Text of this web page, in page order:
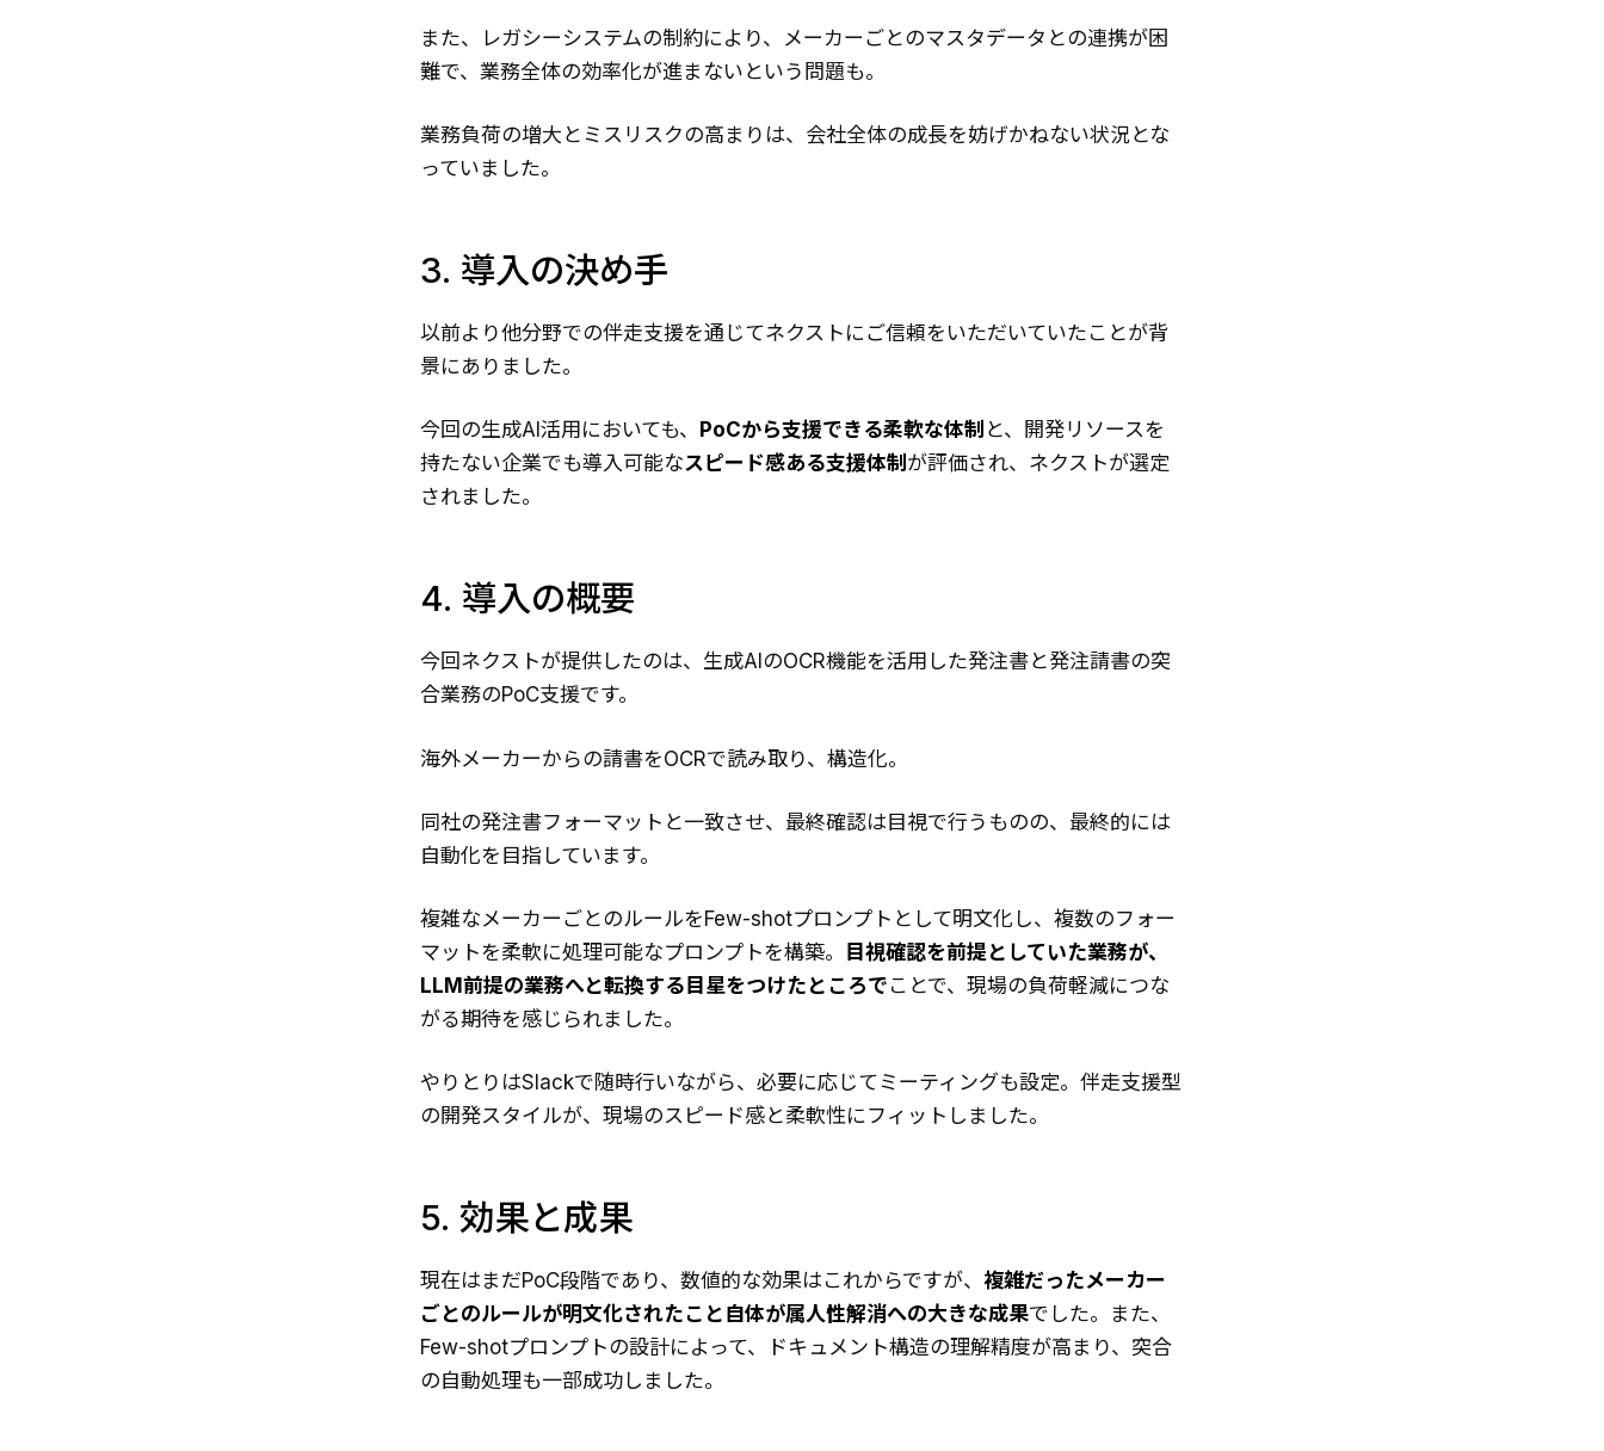
また、レガシーシステムの制約により、メーカーごとのマスタデータとの連携が困
難で、業務全体の効率化が進まないという問題も。
業務負荷の増大とミスリスクの高まりは、会社全体の成長を妨げかねない状況とな
っていました。
3. 導入の決め手
以前より他分野での伴走支援を通じてネクストにご信頼をいただいていたことが背
景にありました。
今回の生成AI活用においても、 PoCから支援できる柔軟な体制 と、開発リソースを
持たない企業でも導入可能なスピード感ある支援体制が評価され、ネクストが選定
されました。
4. 導入の概要
今回ネクストが提供したのは、生成AIのOCR機能を活用した発注書と発注請書の突
合業務のPoC支援です。
海外メーカーからの請書をOCRで読み取り、構造化。
同社の発注書フォーマットと一致させ、最終確認は目視で行うものの、最終的には
自動化を目指しています。
複雑なメーカーごとのルールをFew-shotプロンプトとして明文化し、複数のフォー
マットを柔軟に処理可能なプロンプトを構築。
目視確認を前提としていた業務が、
LLM前提の業務へと転換する目星をつけたところで ことで、現場の負荷軽減につな
がる期待を感じられました。
やりとりはSlackで随時行いながら、必要に応じてミーティングも設定。伴走支援型
の開発スタイルが、現場のスピード感と柔軟性にフィットしました。
5. 効果と成果
現在はまだPoC段階であり、数値的な効果はこれからですが、 複雑だったメーカー
ごとのルールが明文化されたこと自体が属人性解消への大きな成果でした。また、
Few-shotプロンプトの設計によって、ドキュメント構造の理解精度が高まり、突合
の自動処理も一部成功しました。